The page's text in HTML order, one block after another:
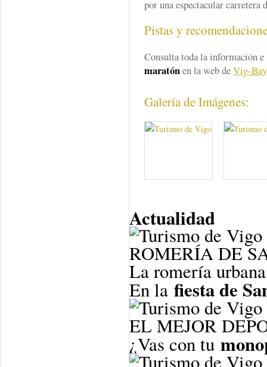
por una espectacular carretera
Pistas y
Consulta toda la información
maratónen la web deVig-Bay
Galería de Imágenes:
Actualidad
ROMERÍA DE
La romería
En la fiesta de
EL MEJOR
¿Vas con tu